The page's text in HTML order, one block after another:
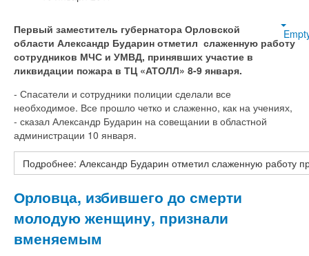
Первый заместитель губернатора Орловской
области Александр Бударин отметил слаженную работу
сотрудников МЧС и УМВД, принявших участие в
ликвидации пожара в ТЦ «АТОЛЛ» 8-9 января.
- Спасатели и сотрудники полиции сделали все
необходимое. Все прошло четко и слаженно, как на учениях,
- сказал Александр Бударин на совещании в областной
администрации 10 января.
Подробнее: Александр Бударин отметил слаженную работу
Орловца, избившего до смерти
молодую женщину, признали
вменяемым